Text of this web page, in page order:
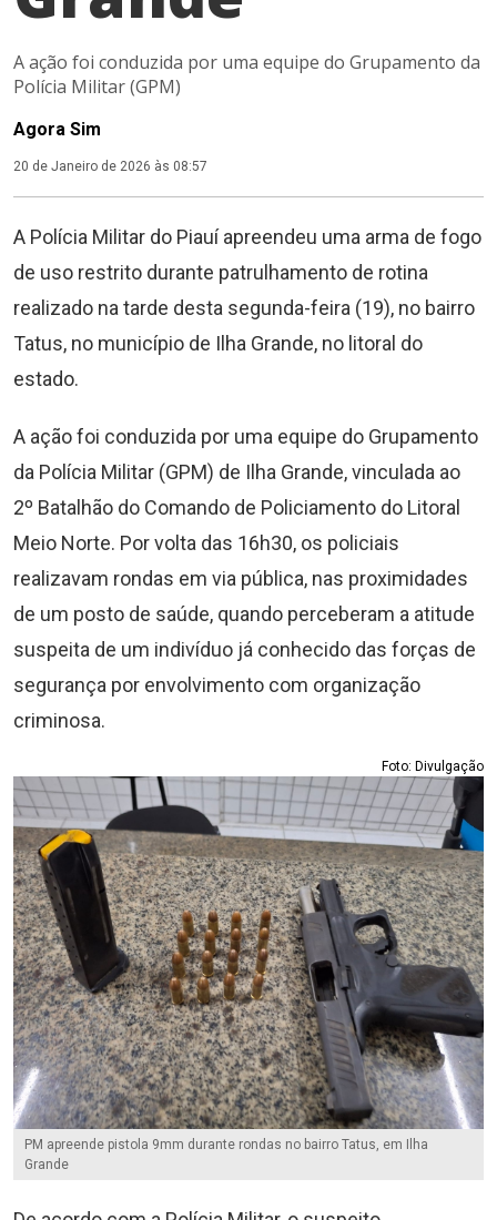
A ação foi conduzida por uma equipe do Grupamento da
Polícia Militar (GPM)
Agora Sim
20 de Janeiro de 2026 às 08:57
A Polícia Militar do Piauí apreendeu uma arma de fogo
de uso restrito durante patrulhamento de rotina
realizado na tarde desta segunda-feira (19), no bairro
Tatus, no município de Ilha Grande, no litoral do
estado.
A ação foi conduzida por uma equipe do Grupamento
da Polícia Militar (GPM) de Ilha Grande, vinculada ao
2º Batalhão do Comando de Policiamento do Litoral
Meio Norte. Por volta das 16h30, os policiais
realizavam rondas em via pública, nas proximidades
de um posto de saúde, quando perceberam a atitude
suspeita de um indivíduo já conhecido das forças de
segurança por envolvimento com organização
criminosa.
Foto: Divulgação
PM apreende pistola 9mm durante rondas no bairro Tatus, em Ilha
Grande